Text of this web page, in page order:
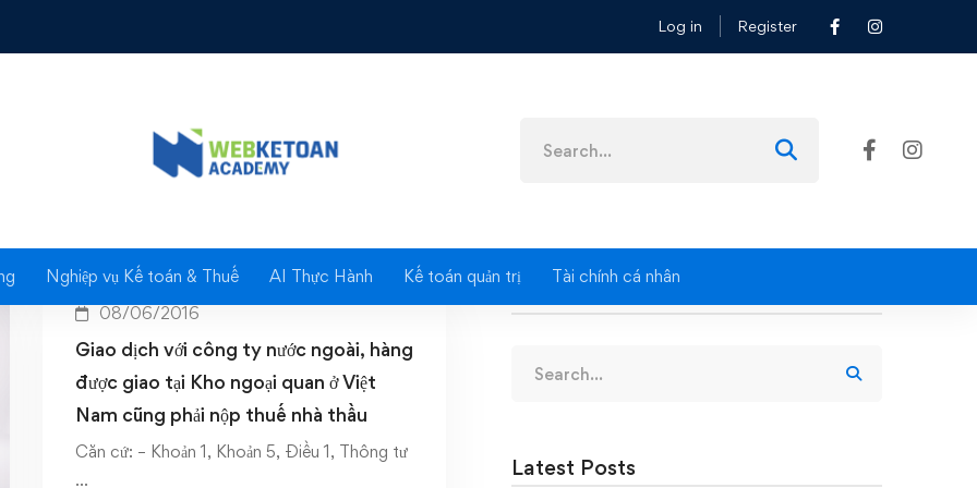
Log in Register
for:
Nghiệp vụ Kế toán & Thuế AI Thực Hành Kế toán quản trị Tài chính cá nhân
08/06/2016
Giao dịch với công ty nước ngoài, hàng
được giao tại Kho ngoại quan ở Việt
Nam cũng phải nộp thuế nhà thầu
Căn cứ: – Khoản 1, Khoản 5, Điều 1, Thông tư
…
for:
Latest Posts